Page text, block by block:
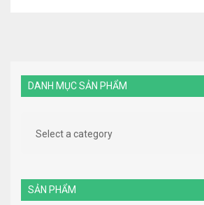
DANH MỤC SẢN PHẨM
Select a category
SẢN PHẨM